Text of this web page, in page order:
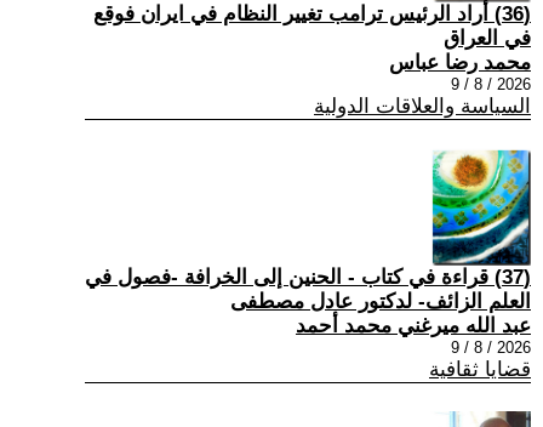
(36) أراد الرئيس ترامب تغيير النظام في ايران فوقع
في العراق
محمد رضا عباس
2026 / 8 / 9
السياسة والعلاقات الدولية
(37) قراءة في كتاب - الحنين إلى الخرافة -فصول في
العلم الزائف- لدكتور عادل مصطفى
عبد الله ميرغني محمد أحمد
2026 / 8 / 9
قضايا ثقافية